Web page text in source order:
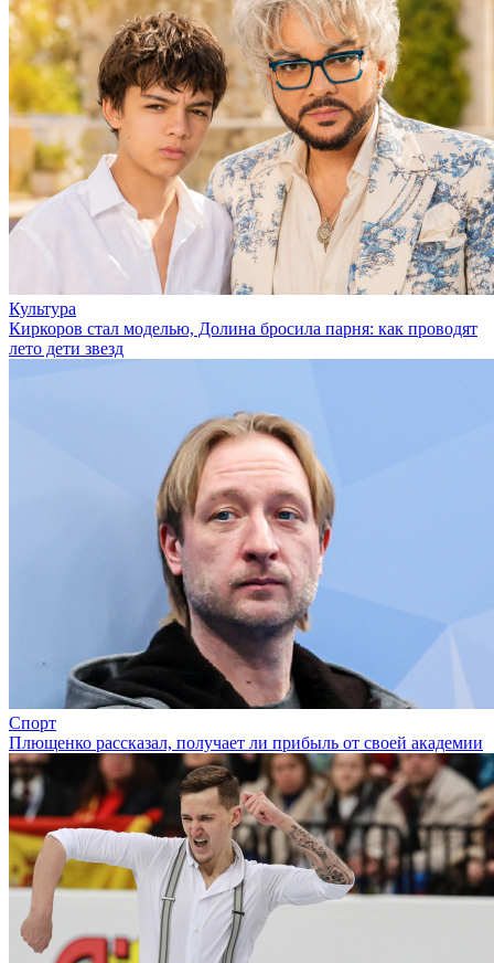
Культура
Киркоров стал моделью, Долина бросила парня: как проводят
лето дети звезд
Спорт
Плющенко рассказал, получает ли прибыль от своей академии